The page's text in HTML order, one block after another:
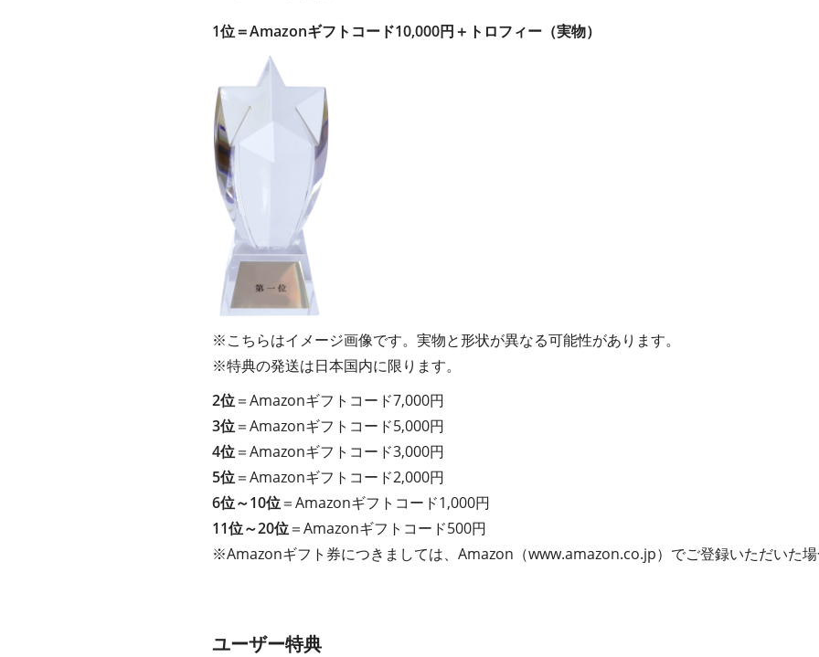
1位＝Amazonギフトコード10,000円＋トロフィー（実物）
※こちらはイメージ画像です。実物と形状が異なる可能性があります。
※特典の発送は日本国内に限ります。
2位＝Amazonギフトコード7,000円
3位＝Amazonギフトコード5,000円
4位＝Amazonギフトコード3,000円
5位＝Amazonギフトコード2,000円
6位～10位＝Amazonギフトコード1,000円
11位～20位＝Amazonギフトコード500円
※Amazonギフト券につきましては、Amazon（www.amazon.co.jp）でご登録いただいた
ユーザー特典